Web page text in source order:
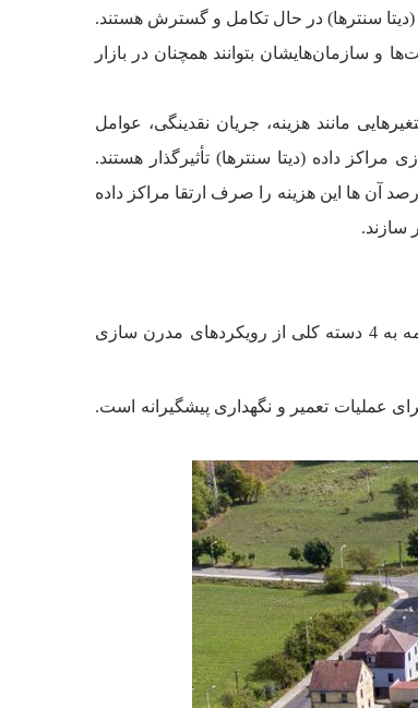
سنترها) در حال تکامل و گسترش هستند.
سازمان‌هایشان بتوانند همچنان در بازار
مانند هزینه، جریان نقدینگی، عوامل
داده (دیتا سنترها) تأثیرگذار هستند.
که در این زمینه انجام شده است، از بین سازمان هایی که برای مدرن سازی مراکز داده سرمایه گذاری می کنند، 37 درصد آن ها این هزینه را صرف ارتقا مراکز داده
بیشتر نوآوری های مدرن سازی هدف مشابهی دارند و آن رسیدن به عملکرد بهتر و در عین حال هزینه های عملیاتی کمتر است. در ادامه به 4 دسته کلی از رویکردهای مدرن سازی
عملیات تعمیر و نگهداری پیشگیرانه است.